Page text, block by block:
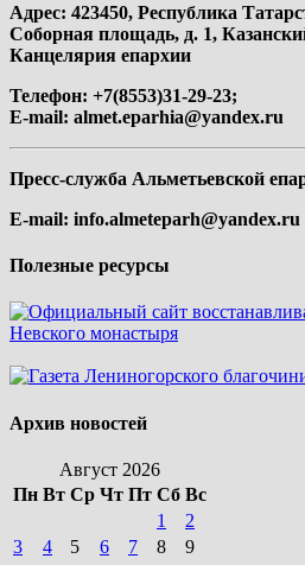
Адрес: 423450, Республика
Соборная площадь, д. 1,
Канцелярия епархии
Телефон: +7(8553)31-29-23;
E-mail: almet.eparhia@yandex.ru
Пресс-служба Альметьевской
E-mail: info.almeteparh@yandex.ru
Полезные ресурсы
Архив новостей
Август 2026
Пн Вт Ср Чт Пт Сб Вс
1
2
3
4 5 6 7 8
9